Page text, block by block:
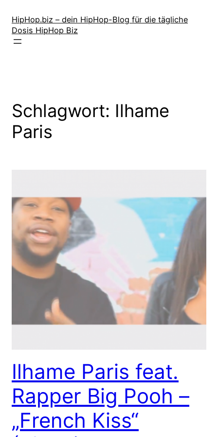
Inhalt
springen
HipHop.biz – dein HipHop-Blog für die tägliche
Dosis HipHop Biz
Schlagwort: Ilhame
Paris
Ilhame Paris feat.
Rapper Big Pooh –
„French Kiss“